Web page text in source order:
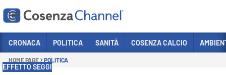
Sezioni
CRONACA POLITICA SANITÀ COSENZA CALCIO
HOME PAGE POLITICA
EFFETTO SEGGI